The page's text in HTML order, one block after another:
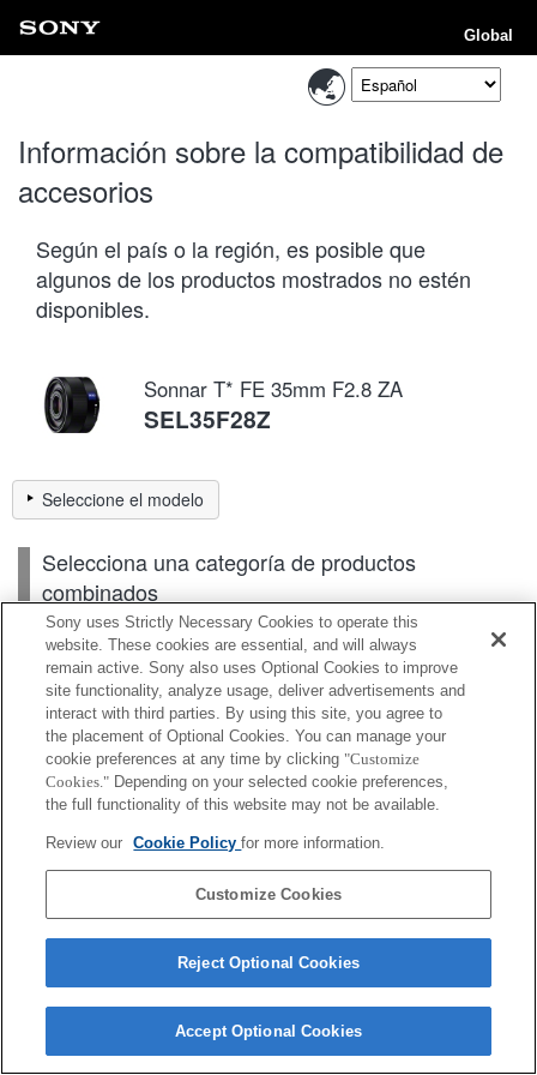
Global
Información sobre la compatibilidad de
accesorios
Según el país o la región, es posible que
algunos de los productos mostrados no estén
disponibles.
Sonnar T* FE 35mm F2.8 ZA
SEL35F28Z
Seleccione el modelo
Selecciona una categoría de productos
combinados
Cuerpo
Accesorios para lente
Accesorios
Según el país o la región, es posible que algunos de
los productos mostrados no estén disponibles.
Sony uses Strictly Necessary Cookies to operate this
website. These cookies are essential, and will always
remain active. Sony also uses Optional Cookies to improve
site functionality, analyze usage, deliver advertisements and
interact with third parties. By using this site, you agree to
the placement of Optional Cookies. You can manage your
cookie preferences at any time by clicking "Customize
Cookies." Depending on your selected cookie preferences,
the full functionality of this website may not be available.
Review our Cookie Policyfor more information.
Customize Cookies
Reject Optional Cookies
Accept Optional Cookies